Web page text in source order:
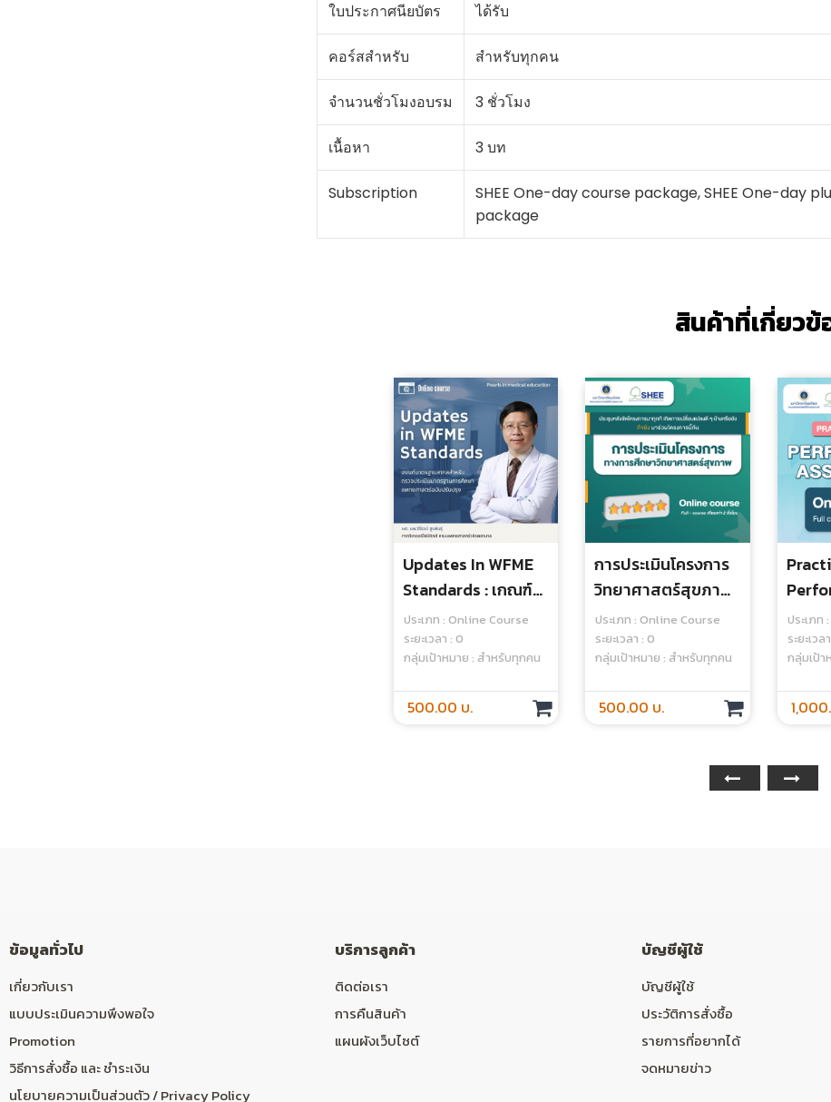
ใบประกาศนียบัตร ได้รับ
คอร์สสำหรับ สำหรับทุกคน
จำนวนชั่วโมงอบรม 3 ชั่วโมง
เนื้อหา 3 บท
Subscription
SHEE One-day course package, SHEE One-day
package
สินค้าที่เกี่ยวข้
Updates In WFME
Standards : เกณฑ์
มาตรฐานสากล
สำหรับตรวจประเมิน
มาตรฐานการศึกษา
แพทยศาสตร์ฉบับ
ปรับปรุง - Online
ประเภท : Online Course
ระยะเวลา : 0
กลุ่มเป้าหมาย : สำหรับทุกคน
500.00 บ.
การประเมินโครงการ
วิทยาศาสตร์สุขภาพ
- Online Course
ประเภท : Online Course
ระยะเวลา : 0
กลุ่มเป้าหมาย : สำหรับทุกคน
500.00 บ.
ประเภท
ระยะเวล
กลุ่มเป้า
ข้อมูลทั่วไป
เกี่ยวกับเรา
แบบประเมินความพึงพอใจ
Promotion
วิธีการสั่งซื้อ และ ชำระเงิน
นโยบายความเป็นส่วนตัว / Privacy Policy
บริการลูกค้า
ติดต่อเรา
การคืนสินค้า
แผนผังเว็บไซต์
บัญชีผู้ใช้
บัญชีผู้ใช้
ประวัติการสั่งซื้อ
รายการที่อยากได้
จดหมายข่าว